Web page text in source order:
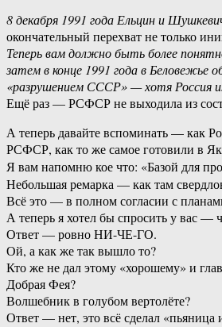
8 декабря 1991 года Ельцин и
окончательный перехват не только
Теперь вам должно быть более
затем в конце 1991 года в
«разрушением СССР» — хотя Россия
Ещё раз — РСФСР не выходила из
А теперь давайте вспоминать — как
РСФСР, как то же самое готовили в
Я вам напомню кое что: «Базой для
Небольшая ремарка — как там
Всё это — в полном согласии с
А теперь я хотел бы спросить у вас —
Ответ — ровно НИ-ЧЕ-ГО.
Ой, а как же так вышло то?
Кто же не дал этому «хорошему» и
Добрая Фея?
Волшебник в голубом вертолёте?
Ответ — нет, это всё сделал